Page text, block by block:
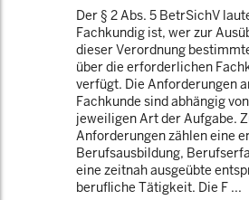
Der § 2 Abs. 5 BetrSichV
Fachkundig ist, wer zur
dieser Verordnung
über die erforderlichen
verfügt. Die Anforderungen
Fachkunde sind abhängig
jeweiligen Art der Aufgabe.
Anforderungen zählen eine
Berufsausbildung,
eine zeitnah ausgeübte
berufliche Tätigkeit. Die F ...